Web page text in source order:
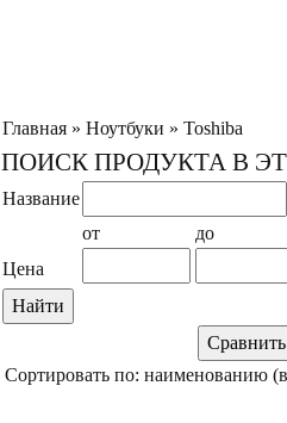
Главная » Ноутбуки » Toshiba
ПОИСК ПРОДУКТА В
Название
Цена
от до
Сортировать по: наименованию (